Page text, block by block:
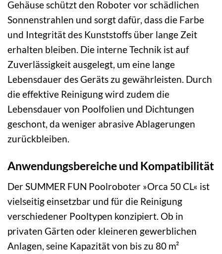
Gehäuse schützt den Roboter vor schädlichen
Sonnenstrahlen und sorgt dafür, dass die Farbe
und Integrität des Kunststoffs über lange Zeit
erhalten bleiben. Die interne Technik ist auf
Zuverlässigkeit ausgelegt, um eine lange
Lebensdauer des Geräts zu gewährleisten. Durch
die effektive Reinigung wird zudem die
Lebensdauer von Poolfolien und Dichtungen
geschont, da weniger abrasive Ablagerungen
zurückbleiben.
Anwendungsbereiche und Kompatibilität
Der SUMMER FUN Poolroboter »Orca 50 CL« ist
vielseitig einsetzbar und für die Reinigung
verschiedener Pooltypen konzipiert. Ob in
privaten Gärten oder kleineren gewerblichen
Anlagen, seine Kapazität von bis zu 80 m²